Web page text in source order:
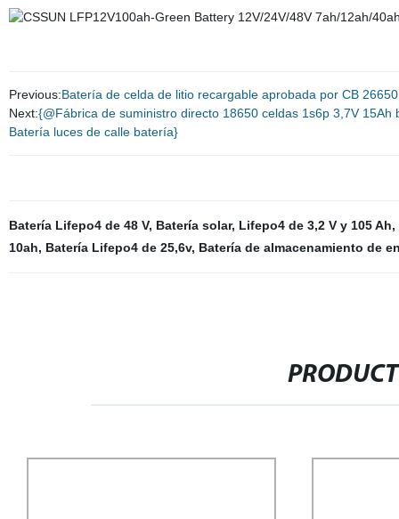
Previous:Batería de celda de litio recargable aprobada por CB
Next:{@Fábrica de suministro directo 18650 celdas 1s6p 3,7V
Batería luces de calle batería}
Batería Lifepo4 de 48 V, Batería solar, Lifepo4 de 3,2 V y 105 Ah,
10ah, Batería Lifepo4 de 25,6v, Batería de almacenamiento de